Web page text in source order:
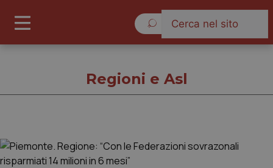
Regioni e Asl